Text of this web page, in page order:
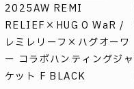
2025AW REMI
RELIEF×HUG O WaR /
レミレリーフ×ハグオーワ
ー コラボハンティングジャ
ケット F BLACK